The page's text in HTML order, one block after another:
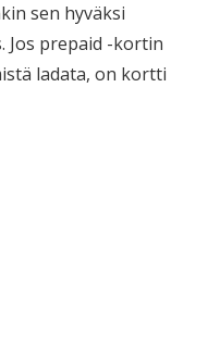
sen hyväksi
Jos prepaid -kortin
ladata, on kortti